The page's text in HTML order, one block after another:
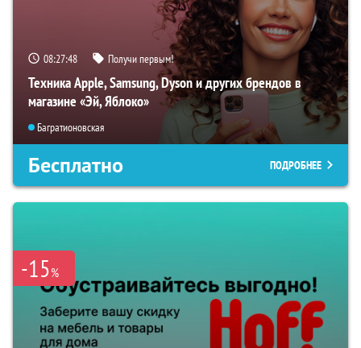
08:27:46 Получи первым!
Техника Apple, Samsung, Dyson и других брендов в
магазине «Эй, Яблоко»
Багратионовская
Бесплатно ПОДРОБНЕЕ
-15%